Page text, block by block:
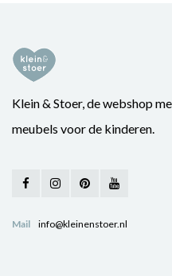
Klein & Stoer, de webshop
meubels voor de kinderen.
Mail info@kleinenstoer.nl